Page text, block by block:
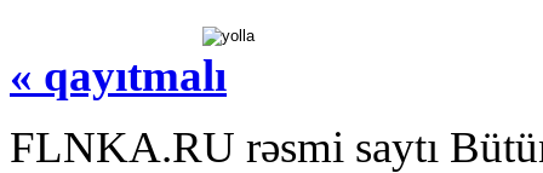
« qayıtmalı
FLNKA.RU rəsmi saytı